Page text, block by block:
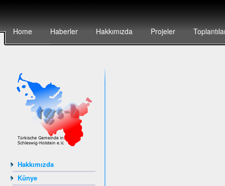
Home Haberler Hakkımızda Projeler
Hakkımızda
Künye